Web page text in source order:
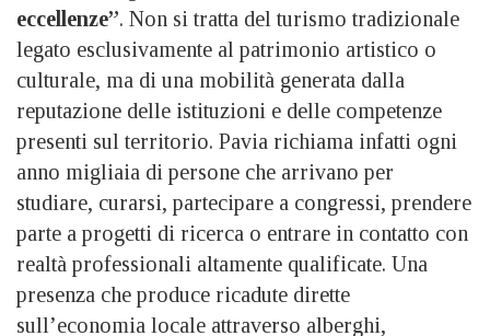
eccellenze”. Non si tratta del turismo tradizionale
legato esclusivamente al patrimonio artistico o
culturale, ma di una mobilità generata dalla
reputazione delle istituzioni e delle competenze
presenti sul territorio. Pavia richiama infatti ogni
anno migliaia di persone che arrivano per
studiare, curarsi, partecipare a congressi, prendere
parte a progetti di ricerca o entrare in contatto con
realtà professionali altamente qualificate. Una
presenza che produce ricadute dirette
sull’economia locale attraverso alberghi,